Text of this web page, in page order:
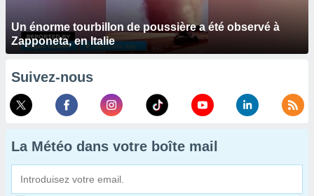
Un énorme tourbillon de poussière a été observé à
Zapponeta, en Italie
Suivez-nous
La Météo dans votre boîte mail